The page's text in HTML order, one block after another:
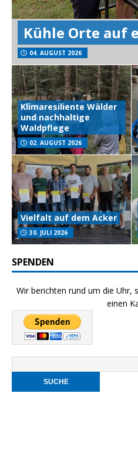
Kühle Orte auf
04. AUGUST 2026
Klimaresiliente Wälder
und nachhaltige
Waldpflege
02. AUGUST 2026
Vielfalt auf dem Acker
30. JULI 2026
SPENDEN
Wir berichten rund um die Uhr,
einen